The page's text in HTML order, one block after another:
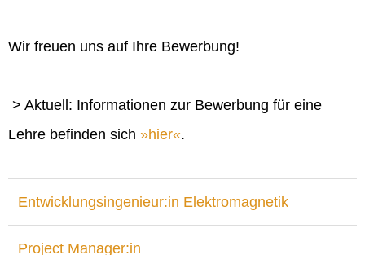
Wir freuen uns auf Ihre Bewerbung!
> Aktuell: Informationen zur Bewerbung für eine
Lehre befinden sich
hier .
Entwicklungsingenieur:in Elektromagnetik
Project Manager:in